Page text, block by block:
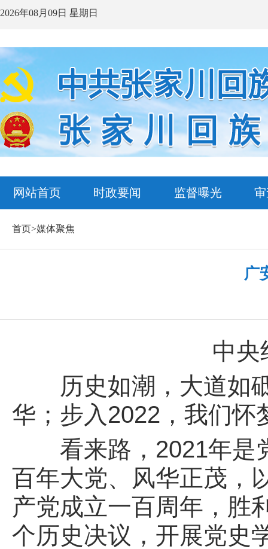
2026年08月09日 星期日
网站首页 时政要闻 监督曝光
首页>媒体聚焦
广
中央
历史如潮，大道如砥
华；步入2022，我们怀
看来路，2021年是
百年大党、风华正茂，
产党成立一百周年，胜
个历史决议，开展党史